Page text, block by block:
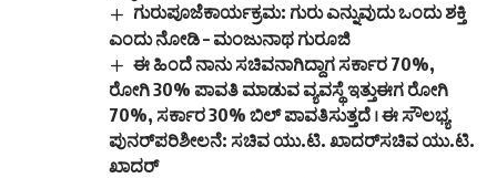
ಗುರುಪೂಜೆಕಾರ್ಯಕ್ರಮ: ಗುರು ಎನ್ನುವುದು ಒಂದು ಶಕ್ತಿ
ಎಂದು ನೋಡಿ – ಮಂಜುನಾಥ ಗುರೂಜಿ
ಈ ಹಿಂದೆ ನಾನು ಸಚಿವನಾಗಿದ್ದಾಗ ಸರ್ಕಾರ 70%,
ರೋಗಿ 30% ಪಾವತಿ ಮಾಡುವ ವ್ಯವಸ್ಥೆ ಇತ್ತುಈಗ ರೋಗಿ
70%, ಸರ್ಕಾರ 30% ಬಿಲ್‌ ಪಾವತಿಸುತ್ತದೆ । ಈ ಸೌಲಭ್ಯ
ಪುನರ್‌ಪರಿಶೀಲನೆ: ಸಚಿವ ಯು.ಟಿ. ಖಾದರ್‌ಸಚಿವ ಯು.ಟಿ.
ಖಾದರ್‌